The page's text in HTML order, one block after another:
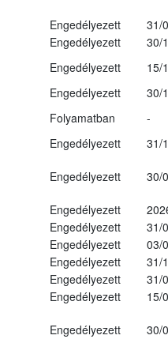
Engedélyezett
31/
Engedélyezett
30/
Engedélyezett
15/
Engedélyezett
30/
Folyamatban
-
Engedélyezett
31/
Engedélyezett 30/
Engedélyezett
Engedélyezett
31/
Engedélyezett
03/
Engedélyezett
31/
Engedélyezett
31/
Engedélyezett
15/
Engedélyezett 30/